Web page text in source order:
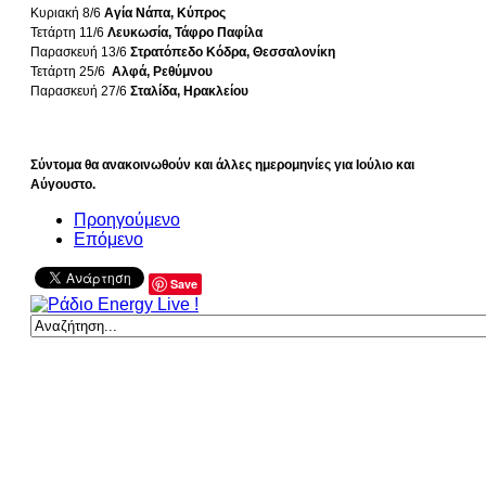
Κυριακή 8/6 Αγία Νάπα, Κύπρος
Τετάρτη 11/6 Λευκωσία, Τάφρο Παφίλα
Παρασκευή 13/6 Στρατόπεδο Κόδρα, Θεσσαλονίκη
Τετάρτη 25/6 Αλφά, Ρεθύμνου
Παρασκευή 27/6 Σταλίδα, Ηρακλείου
Σύντομα θα ανακοινωθούν και άλλες ημερομηνίες για Ιούλιο και
Αύγουστο.
Προηγούμενο
Επόμενο
Save